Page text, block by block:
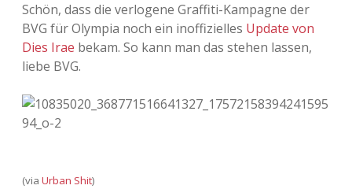
Täglicher Sinnwahn
Wandnotizen
Adventskalender 2012
Adventskalender 2014
Schön, dass die verlogene Graffiti-Kampagne der
BVG für Olympia noch ein inoffizielles Update von
Dies Irae bekam. So kann man das stehen lassen,
liebe BVG.
(via Urban Shit)